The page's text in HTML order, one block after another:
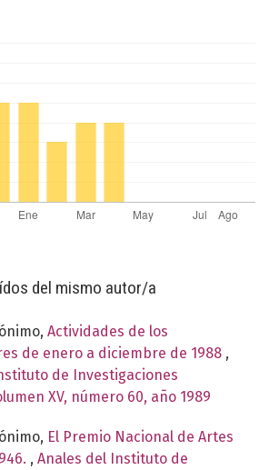
del mismo autor/a
Actividades de los
de enero a diciembre de 1988 ,
de Investigaciones
XV, número 60, año 1989
El Premio Nacional de Artes
, Anales del Instituto de